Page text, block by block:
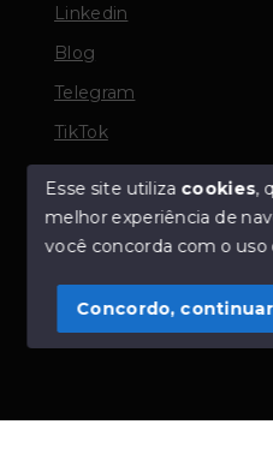
Olá! Estamos
Linkedin
Blog
Telegram
TikTok
© Copyright 2026 -
- CRECI 42643f | 136.004f
SITE PARA IMOBILIARIA
Esse site utiliza cookies,
melhor experiência de
você concorda com o uso
Concordo, continuar